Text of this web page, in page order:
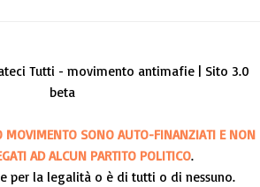
Tutti - movimento antimafie | Sito 3.0
beta
MOVIMENTO SONO AUTO-FINANZIATI E NON
AD ALCUN PARTITO POLITICO.
per la legalità o è di tutti o di nessuno.